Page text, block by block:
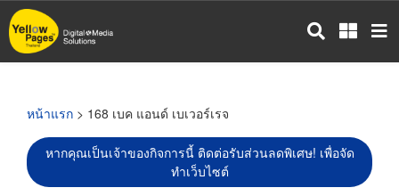
ข้าม
ไป
หน้าแรก > 168 เบค แอนด์ เบเวอร์เรจ
หากคุณเป็นเจ้าของกิจการนี้ ติดต่อรับส่วนลดพิเศษ! เพื่อจัด
ทำเว็บไซต์